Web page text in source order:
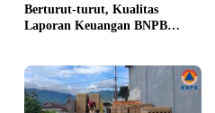
Berturut-turut, Kualitas
Laporan Keuangan BNPB